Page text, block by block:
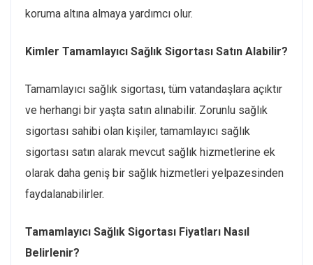
koruma altına almaya yardımcı olur.
Kimler Tamamlayıcı Sağlık Sigortası Satın Alabilir?
Tamamlayıcı sağlık sigortası, tüm vatandaşlara açıktır
ve herhangi bir yaşta satın alınabilir. Zorunlu sağlık
sigortası sahibi olan kişiler, tamamlayıcı sağlık
sigortası satın alarak mevcut sağlık hizmetlerine ek
olarak daha geniş bir sağlık hizmetleri yelpazesinden
faydalanabilirler.
Tamamlayıcı Sağlık Sigortası Fiyatları Nasıl
Belirlenir?